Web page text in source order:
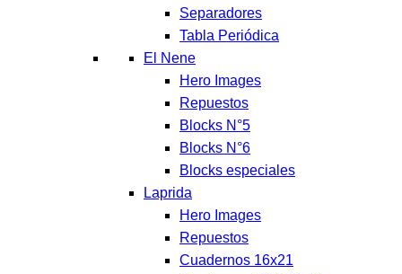
Separadores
Tabla Periódica
El Nene
Hero Images
Repuestos
Blocks N°5
Blocks N°6
Blocks especiales
Laprida
Hero Images
Repuestos
Cuadernos 16x21